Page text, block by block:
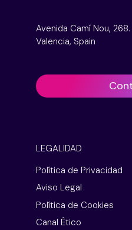
Avenida Camí Nou,
Valencia, Spain
LEGALIDAD
Política de Privacidad
Aviso Legal
Política de Cookies
Canal Ético